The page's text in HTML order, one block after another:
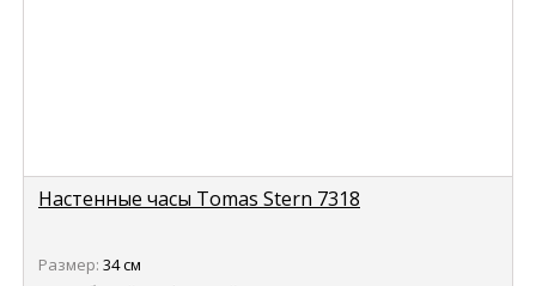
Настенные часы Tomas Stern 7318
Размер: 34 см